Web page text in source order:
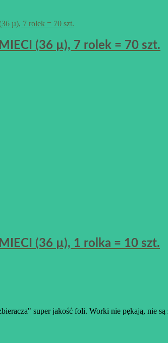
(36 µ), 7 rolek = 70 szt.
(36 µ), 1 rolka = 10 szt.
super jakość foli. Worki nie pękają, nie